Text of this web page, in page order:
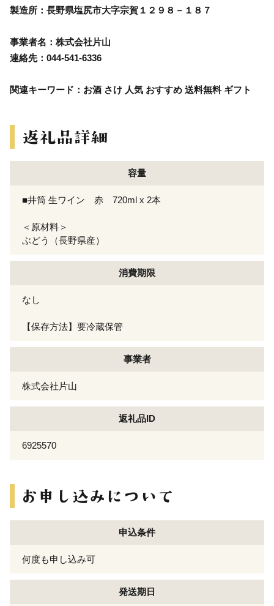
製造所：長野県塩尻市大字宗賀１２９８－１８７
事業者名：株式会社片山
連絡先：044-541-6336
関連キーワード：お酒 さけ 人気 おすすめ 送料無料 ギフト
容量
■井筒 生ワイン 赤 720ml x 2本
＜原材料＞
ぶどう（長野県産）
消費期限
なし
【保存方法】要冷蔵保管
事業者
株式会社片山
返礼品ID
6925570
申込条件
何度も申し込み可
発送期日